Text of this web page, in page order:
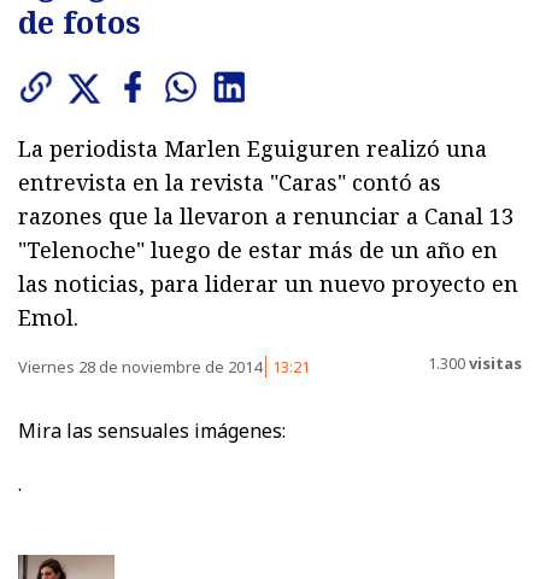
de fotos
La periodista Marlen Eguiguren realizó una
entrevista en la revista "Caras" contó as
razones que la llevaron a renunciar a Canal 13
"Telenoche" luego de estar más de un año en
las noticias, para liderar un nuevo proyecto en
Emol.
Viernes 28 de noviembre de 2014 13:21 1.300visitas
Mira las sensuales imágenes:
.